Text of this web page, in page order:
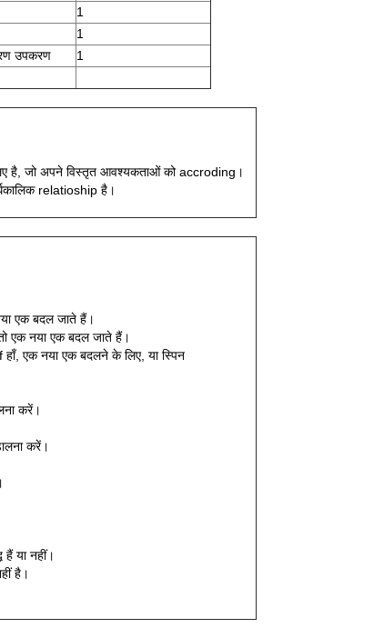
1
1
उपकरण
1
है, जो अपने विस्तृत आवश्यकताओं को accroding।
relatioship है।
एक बदल जाते हैं।
एक नया एक बदल जाते हैं।
एक नया एक बदलने के लिए, या स्पिन
करें।
करें।
या नहीं।
है।